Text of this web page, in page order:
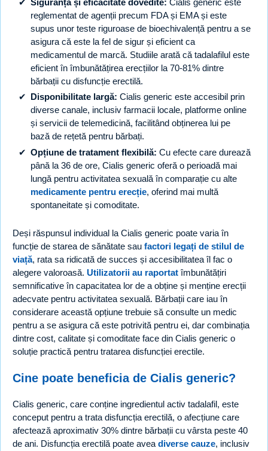
Siguranță și eficacitate dovedite: Cialis generic este
reglementat de agenții precum FDA și EMA și este
supus unor teste riguroase de bioechivalență pentru a se
asigura că este la fel de sigur și eficient ca
medicamentul de marcă. Studiile arată că tadalafilul este
eficient în îmbunătățirea erecțiilor la 70-81% dintre
bărbații cu disfuncție erectilă.
Disponibilitate largă: Cialis generic este accesibil prin
diverse canale, inclusiv farmacii locale, platforme online
și servicii de telemedicină, facilitând obținerea lui pe
bază de rețetă pentru bărbați.
Opțiune de tratament flexibilă: Cu efecte care durează
până la 36 de ore, Cialis generic oferă o perioadă mai
lungă pentru activitatea sexuală în comparație cu alte
medicamente pentru erecție, oferind mai multă
spontaneitate și comoditate.
Deși răspunsul individual la Cialis generic poate varia în
funcție de starea de sănătate sau factori legați de stilul de
viață, rata sa ridicată de succes și accesibilitatea îl fac o
alegere valoroasă. Utilizatorii au raportatîmbunătățiri
semnificative în capacitatea lor de a obține și menține erecții
adecvate pentru activitatea sexuală. Bărbații care iau în
considerare această opțiune trebuie să consulte un medic
pentru a se asigura că este potrivită pentru ei, dar combinația
dintre cost, calitate și comoditate face din Cialis generic o
soluție practică pentru tratarea disfuncției erectile.
Cine poate beneficia de Cialis generic?
Cialis generic, care conține ingredientul activ tadalafil, este
conceput pentru a trata disfuncția erectilă, o afecțiune care
afectează aproximativ 30% dintre bărbații cu vârsta peste 40
de ani. Disfuncția erectilă poate avea diverse cauze, inclusiv